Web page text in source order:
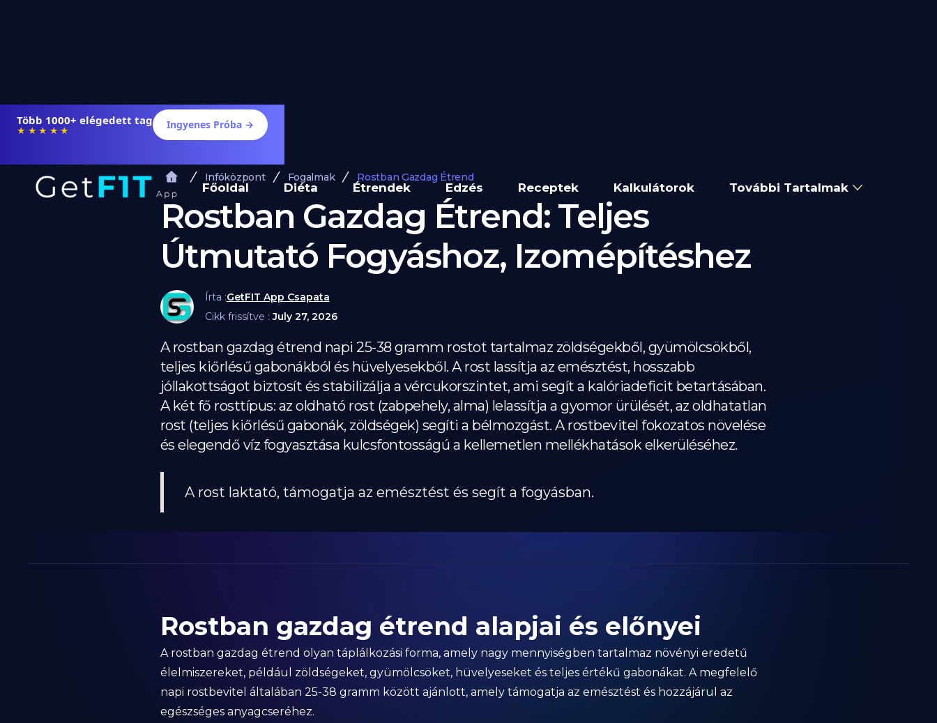
Több 1000+ elégedett tag
★★★★★ Ingyenes Próba →
Főoldal Diéta Étrendek Edzés Receptek Kalkulátorok További Tartalmak
Infóközpont Fogalmak Rostban Gazdag Étrend
Rostban Gazdag Étrend: Teljes
Útmutató Fogyáshoz, Izomépítéshez
Írta :GetFIT App Csapata
Cikk frissítve :July 27, 2026
A rostban gazdag étrend napi 25-38 gramm rostot tartalmaz zöldségekből, gyümölcsökből,
teljes kiőrlésű gabonákból és hüvelyesekből. A rost lassítja az emésztést, hosszabb
jóllakottságot biztosít és stabilizálja a vércukorszintet, ami segít a kalóriadeficit betartásában.
A két fő rosttípus: az oldható rost (zabpehely, alma) lelassítja a gyomor ürülését, az oldhatatlan
rost (teljes kiőrlésű gabonák, zöldségek) segíti a bélmozgást. A rostbevitel fokozatos növelése
és elegendő víz fogyasztása kulcsfontosságú a kellemetlen mellékhatások elkerüléséhez.
A rost laktató, támogatja az emésztést és segít a fogyásban.
Rostban gazdag étrend alapjai és előnyei
A rostban gazdag étrend olyan táplálkozási forma, amely nagy mennyiségben tartalmaz növényi eredetű
élelmiszereket, például zöldségeket, gyümölcsöket, hüvelyeseket és teljes értékű gabonákat. A megfelelő
napi rostbevitel általában 25-38 gramm között ajánlott, amely támogatja az emésztést és hozzájárul az
egészséges anyagcseréhez.